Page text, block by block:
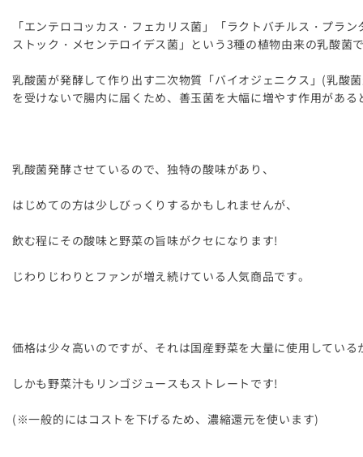
「エンテロコッカス・フェカリス菌」「ラクトバチルス・プラ
ストック・メセンテロイデス菌」という3種の植物由来の乳酸菌
乳酸菌が発酵して作り出す二次物質「バイオジェニクス」(乳酸
を受けないで腸内に届くため、善玉菌を大幅に増やす作用がある
乳酸菌発酵させているので、独特の酸味があり、
はじめての方は少しびっくりするかもしれませんが、
飲む程にその酸味と野菜の旨味がクセになります!
じわりじわりとファンが増え続けている人気商品です。
価格は少々高いのですが、それは国産野菜を大量に使用している
しかも野菜汁もリンゴジュースもストレートです!
(※一般的にはコストを下げるため、濃縮還元を使います)